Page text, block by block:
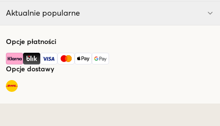
Aktualnie popularne
Opcje płatności
Opcje dostawy